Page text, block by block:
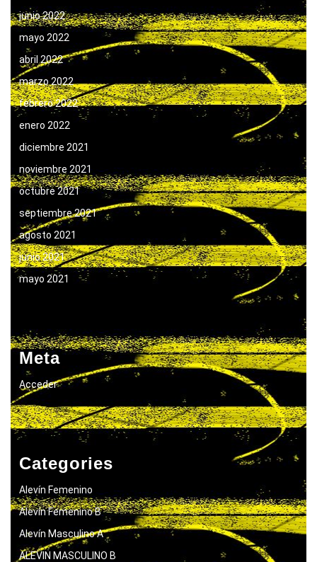
junio 2022
mayo 2022
abril 2022
marzo 2022
febrero 2022
enero 2022
diciembre 2021
noviembre 2021
octubre 2021
septiembre 2021
agosto 2021
junio 2021
mayo 2021
Meta
Acceder
Categories
Alevín Femenino
Alevín Femenino B
Alevín Masculino A
ALEVIN MASCULINO B